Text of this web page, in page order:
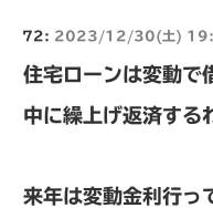
72: 2023/12/30(土)
住宅ローンは変動で
中に繰上げ返済する
来年は変動金利行っ